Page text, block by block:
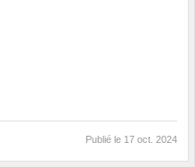
Publié le 17 oct. 2024